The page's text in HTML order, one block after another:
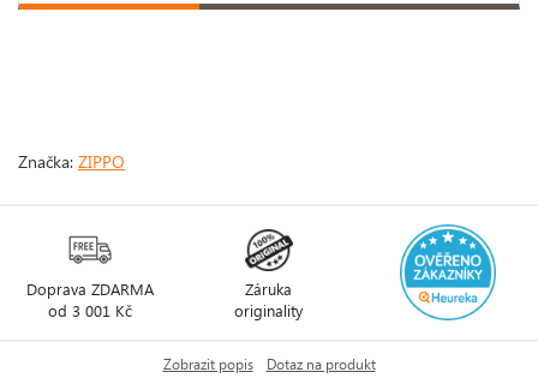
Značka: ZIPPO
Doprava ZDARMA
od 3 001 Kč
Záruka
originality
Zobrazit popis Dotaz na produkt